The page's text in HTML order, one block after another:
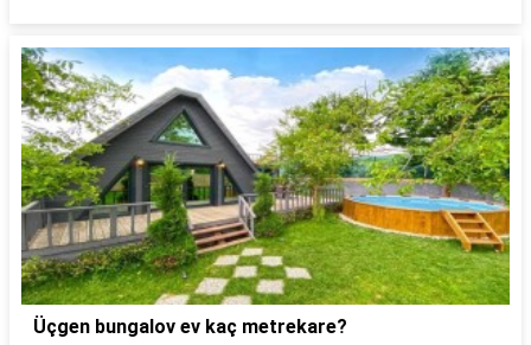
Üçgen bungalov ev kaç metrekare?